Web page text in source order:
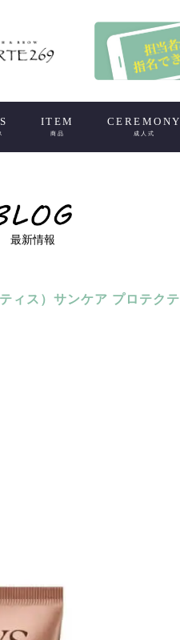
ITEM
商品
CEREMONY
成人式
最新情報
ィス）サンケア プロテクテ